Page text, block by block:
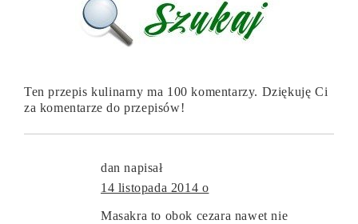
Ten przepis kulinarny ma 100 komentarzy. Dziękuję Ci
za komentarze do przepisów!
dan napisał
14 listopada 2014 o
Masakra to obok cezara nawet nie